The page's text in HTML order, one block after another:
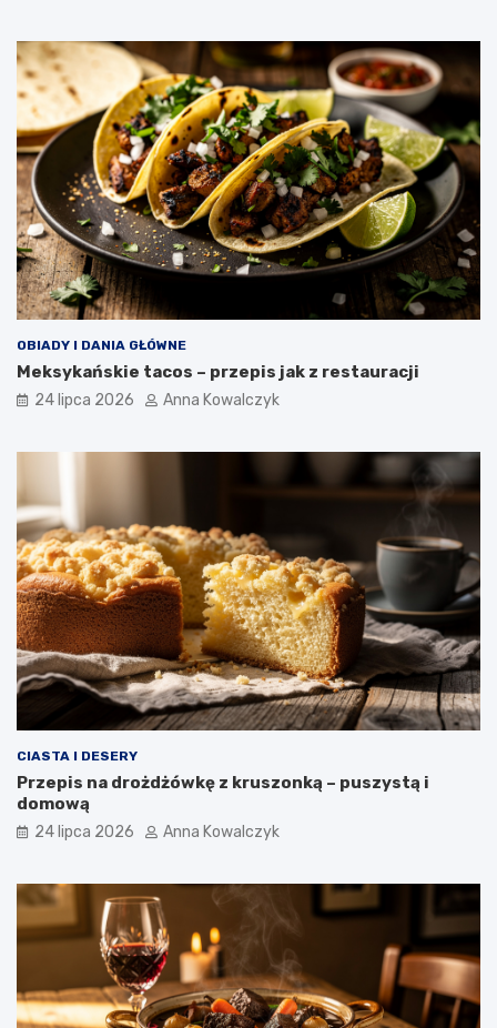
OBIADY I DANIA GŁÓWNE
Meksykańskie tacos – przepis jak z restauracji
24 lipca 2026 Anna Kowalczyk
CIASTA I DESERY
Przepis na drożdżówkę z kruszonką – puszystą i
domową
24 lipca 2026 Anna Kowalczyk